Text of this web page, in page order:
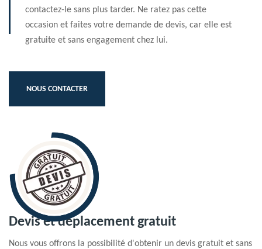
contactez-le sans plus tarder. Ne ratez pas cette
occasion et faites votre demande de devis, car elle est
gratuite et sans engagement chez lui.
NOUS CONTACTER
Devis et déplacement gratuit
Nous vous offrons la possibilité d'obtenir un devis gratuit et sans